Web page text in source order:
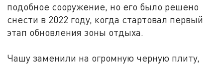
подобное сооружение, но его было решено
снести в 2022 году, когда стартовал первый
этап обновления зоны отдыха.
Чашу заменили на огромную черную плиту,